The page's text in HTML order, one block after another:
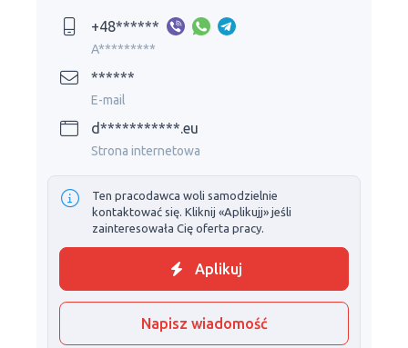
+48******
A*********
******
E-mail
d***********.eu
Strona internetowa
Ten pracodawca woli samodzielnie
kontaktować się. Kliknij «Aplikujj» jeśli
zainteresowała Cię oferta pracy.
Aplikuj
Napisz wiadomość